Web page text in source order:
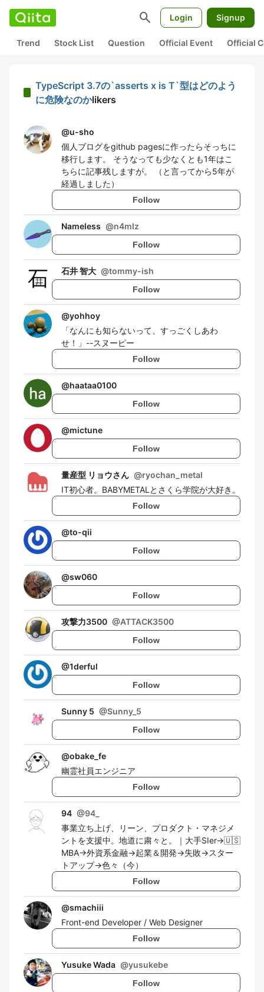
search Login Signup
Trend Stock List Question Official Event Official
TypeScript 3.7の`asserts x is T`型はどのよう
に危険なのかlikers
@u-sho
個人ブログをgithub pagesに作ったらそっちに
移行します。 そうなっても少なくとも1年はこ
ちらに記事残しますが。 （と言ってから5年が
経過しました）
Follow
Nameless @n4mlz
Follow
石井 智大 @tommy-ish
Follow
@yohhoy
「なんにも知らないって、すっごくしあわ
せ！」--スヌーピー
Follow
@haataa0100
Follow
@mictune
Follow
量産型 リョウさん @ryochan_metal
IT初心者。BABYMETALとさくら学院が大好き。
Follow
@to-qii
Follow
@sw060
Follow
攻撃力3500 @ATTACK3500
Follow
@1derful
Follow
Sunny 5 @Sunny_5
Follow
@obake_fe
幽霊社員エンジニア
Follow
94 @94_
事業立ち上げ、リーン、プロダクト・マネジメ
ントを支援中。地道に粛々と。｜大手SIer→🇺🇸
MBA→外資系金融→起業＆開発→失敗→スター
トアップ→色々（今）
Follow
@smachiii
Front-end Developer / Web Designer
Follow
Yusuke Wada @yusukebe
Follow